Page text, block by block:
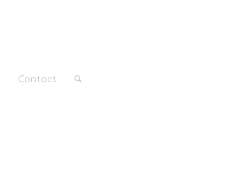
Contact